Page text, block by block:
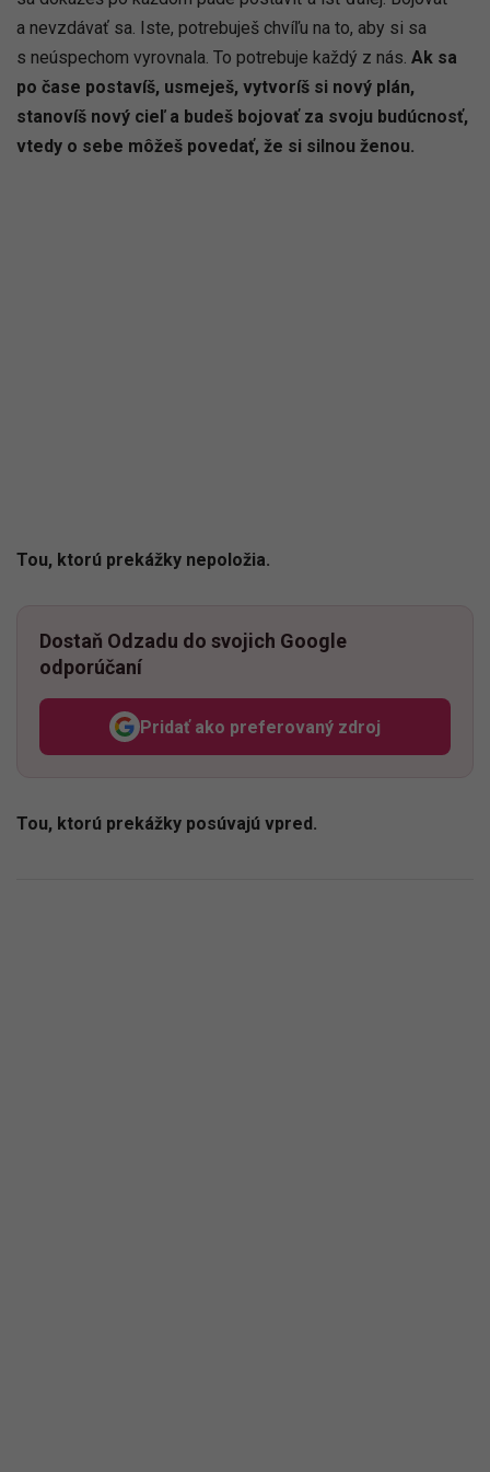
a nevzdávať sa. Iste, potrebuješ chvíľu na to, aby si sa
s neúspechom vyrovnala. To potrebuje každý z nás. Ak sa
po čase postavíš, usmeješ, vytvoríš si nový plán,
stanovíš nový cieľ a budeš bojovať za svoju budúcnosť,
vtedy o sebe môžeš povedať, že si silnou ženou.
Tou, ktorú prekážky nepoložia.
Dostaň Odzadu do svojich Google
odporúčaní
Pridať ako preferovaný zdroj
Odzadu, odkaz sa otvorí v
Tou, ktorú prekážky posúvajú vpred.